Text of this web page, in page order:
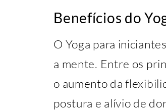
Benefícios do
O Yoga para
a mente. Entre os
o aumento da
postura e alívio de